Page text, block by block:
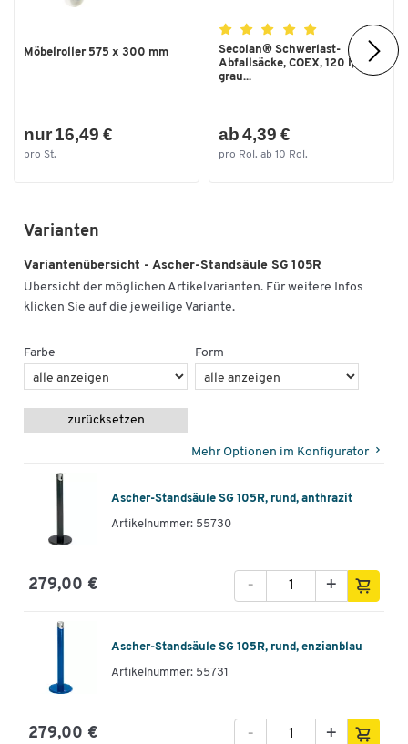
Möbelroller 575 x 300 mm
nur 16,49 €
pro St.
Secolan® Schwerlast-
Abfallsäcke, COEX, 120 l,
grau...
ab 4,39 €
pro Rol. ab 10 Rol.
Varianten
Variantenübersicht - Ascher-Standsäule SG 105R
Übersicht der möglichen Artikelvarianten. Für weitere Infos
klicken Sie auf die jeweilige Variante.
Farbe Form
zurücksetzen
Mehr Optionen im Konfigurator
Ascher-Standsäule SG 105R, rund, anthrazit
Artikelnummer: 55730
279,00 € +
-
Ascher-Standsäule SG 105R, rund, enzianblau
Artikelnummer: 55731
279,00 € +
-